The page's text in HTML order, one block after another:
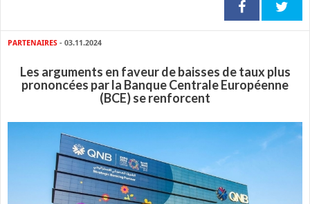
PARTENAIRES - 03.11.2024
Les arguments en faveur de baisses de taux plus
prononcées par la Banque Centrale Européenne
(BCE) se renforcent